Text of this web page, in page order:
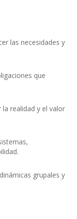
las necesidades y
que
la realidad y el valor
grupales y